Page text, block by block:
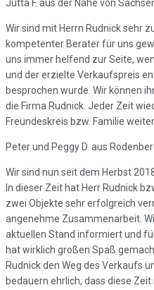
Jutta F. aus der Nähe von
Wir sind mit Herrn Rudnick sehr
kompetenter Berater für uns
uns immer helfend zur Seite,
und der erzielte Verkaufspreis
besprochen wurde. Wir können
die Firma Rudnick. Jeder Zeit
Freundeskreis bzw. Familie
Peter und Peggy D. aus
Wir sind nun seit dem Herbst
In dieser Zeit hat Herr Rudnick
zwei Objekte sehr erfolgreich
angenehme Zusammenarbeit.
aktuellen Stand informiert und
hat wirklich großen Spaß
Rudnick den Weg des Verkaufs
bedauern ehrlich, dass diese